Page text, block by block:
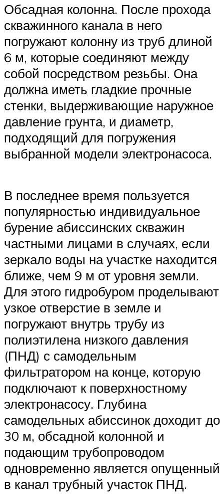
Обсадная колонна. После прохода
скважинного канала в него
погружают колонну из труб длиной
6 м, которые соединяют между
собой посредством резьбы. Она
должна иметь гладкие прочные
стенки, выдерживающие наружное
давление грунта, и диаметр,
подходящий для погружения
выбранной модели электронасоса.
В последнее время пользуется
популярностью индивидуальное
бурение абиссинских скважин
частными лицами в случаях, если
зеркало воды на участке находится
ближе, чем 9 м от уровня земли.
Для этого гидробуром проделывают
узкое отверстие в земле и
погружают внутрь трубу из
полиэтилена низкого давления
(ПНД) с самодельным
фильтратором на конце, которую
подключают к поверхностному
электронасосу. Глубина
самодельных абиссинок доходит до
30 м, обсадной колонной и
подающим трубопроводом
одновременно является опущенный
в канал трубный участок ПНД.